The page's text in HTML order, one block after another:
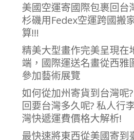
美國空運寄國際包裹回台
杉磯用Fedex空運跨國搬
算!!!
精美大型畫作完美呈現在
端，國際運送名畫從西雅
參加藝術展覽
如何從加州寄貨到台灣呢
回要台灣多久呢? 私人行
灣快遞運費價格大解析!
最快速將東西從美國寄到